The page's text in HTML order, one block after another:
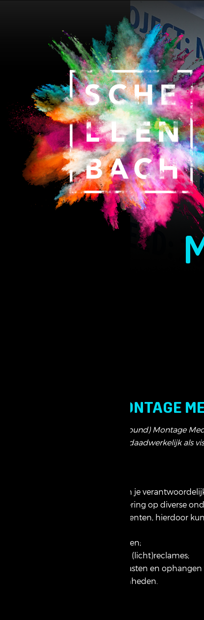
(ALLROUND) MONTAGE
Wij zijn op zoek naar een (Allround) Montage
Zorg jij ervoor dat jouw werk daadwerkelijk als
Als Montage Medewerker ben je
of lichtreclames en de belettering op diverse
regelmatig plaats op evenementen, hierdoor
– Het plaatsen van bouwborden;
– Het monteren van zuilen en (licht)reclames;
– Het plaatsen van vlaggenmasten en
– Overige montage werkzaamheden.